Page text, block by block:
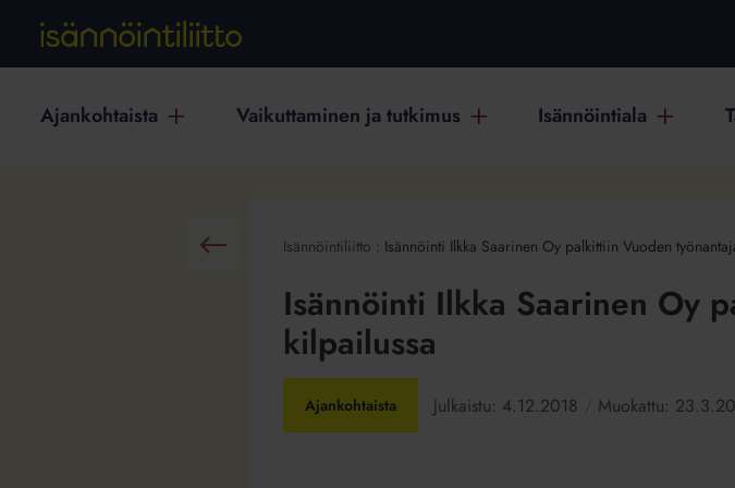
Ajankohtaista Vaikuttaminen ja tutkimus Isännöintiala
Takaisin Isännöintiliitto : Isännöinti Ilkka Saarinen Oy palkittiin Vuoden
Isännöinti Ilkka Saarinen Oy
kilpailussa
Ajankohtaista Julkaistu: 4.12.2018 Muokattu: